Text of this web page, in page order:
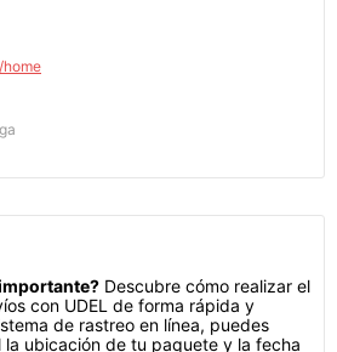
Descubre cómo realizar el
con UDEL de forma rápida y
de rastreo en línea, puedes
ubicación de tu paquete y la fecha